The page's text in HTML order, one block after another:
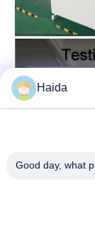
Haida
Good day, what